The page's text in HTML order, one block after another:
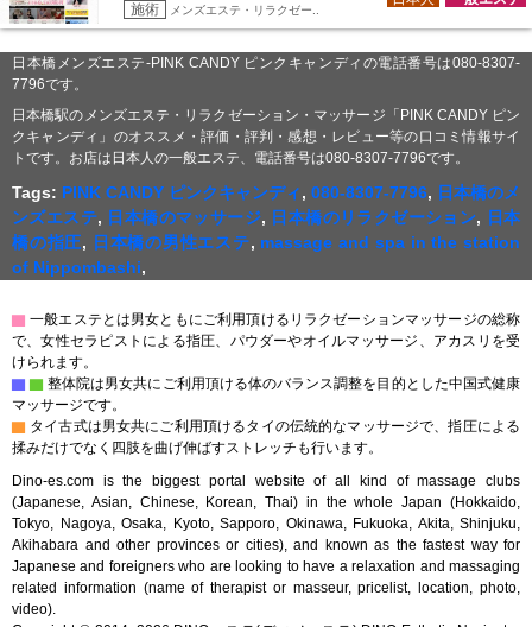
施術 メンズエステ・リラクゼー..
日本橋メンズエステ-PINK CANDY ピンクキャンディの電話番号は080-8307-
7796です。
日本橋駅のメンズエステ・リラクゼーション・マッサージ「PINK CANDY ピン
クキャンディ」のオススメ・評価・評判・感想・レビュー等の口コミ情報サイ
トです。お店は日本人の一般エステ、電話番号は080-8307-7796です。
Tags: PINK CANDY ピンクキャンディ, 080-8307-7796, 日本橋のメ
ンズエステ, 日本橋のマッサージ, 日本橋のリラクゼーション, 日本
橋の指圧, 日本橋の男性エステ, massage and spa in the station
of Nippombashi,
▇ 一般エステとは男女ともにご利用頂けるリラクゼーションマッサージの総称
で、女性セラピストによる指圧、パウダーやオイルマッサージ、アカスリを受
けられます。
▇ ▇ 整体院は男女共にご利用頂ける体のバランス調整を目的とした中国式健康
マッサージです。
▇ タイ古式は男女共にご利用頂けるタイの伝統的なマッサージで、指圧による
揉みだけでなく四肢を曲げ伸ばすストレッチも行います。
Dino-es.com is the biggest portal website of all kind of massage clubs
(Japanese, Asian, Chinese, Korean, Thai) in the whole Japan (Hokkaido,
Tokyo, Nagoya, Osaka, Kyoto, Sapporo, Okinawa, Fukuoka, Akita, Shinjuku,
Akihabara and other provinces or cities), and known as the fastest way for
Japanese and foreigners who are looking to have a relaxation and massaging
related information (name of therapist or masseur, pricelist, location, photo,
video).